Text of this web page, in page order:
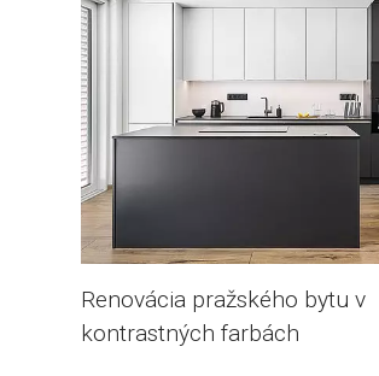
Renovácia pražského bytu v
kontrastných farbách